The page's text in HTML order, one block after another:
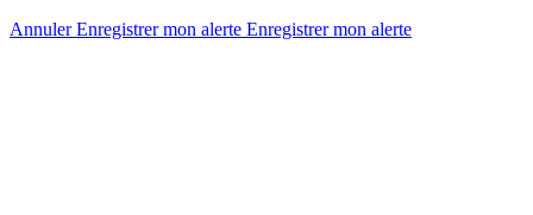
AnnulerEnregistrer mon alerte Enregistrermon alerte